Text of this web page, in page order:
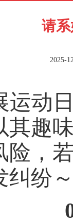
请
2025-
运动
其趣
险，
纠纷